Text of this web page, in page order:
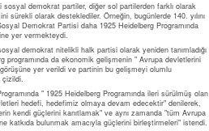
sosyal demokrat partiler, diğer sol partilerden farklı olarak
sürekli olarak desteklediler. Örneğin, bugünlerde 140. yılını
Demokrat Partisi daha 1925 Heidelberg Programında
yer vermekteydi.
demokrat nitelikli halk partisi olarak yeniden tanımladığı
programında da ekonomik gelişmenin " Avrupa devletlerini
görüşüne yer verildi ve partinin bu gelişmeyi olumlu
çizildi.
" 1925 Heidelberg Programında ileri sürülmüş olan
hedefi, hedefimiz olmaya devam edecektir" denilerek,
kendi güçlerini kanıtlamak" ve aynı zamanda "tüm Avrupa
katkıda bulunmak amacıyla güçlerini birleştirmeleri" istendi.